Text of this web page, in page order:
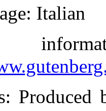
: Italian
: Produced